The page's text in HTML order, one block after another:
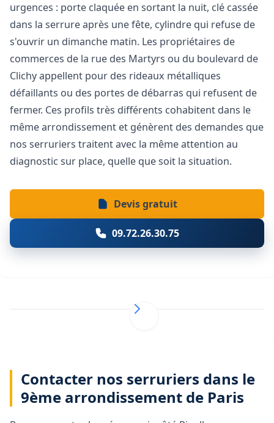
urgences : porte claquée en sortant la nuit, clé cassée
dans la serrure après une fête, cylindre qui refuse de
s'ouvrir un dimanche matin. Les propriétaires de
commerces de la rue des Martyrs ou du boulevard de
Clichy appellent pour des rideaux métalliques
défaillants ou des portes de débarras qui refusent de
fermer. Ces profils très différents cohabitent dans le
même arrondissement et génèrent des demandes que
nos serruriers traitent avec la même attention au
diagnostic sur place, quelle que soit la situation.
Devis gratuit
09.72.26.30.75
Contacter nos serruriers dans le
9ème arrondissement de Paris